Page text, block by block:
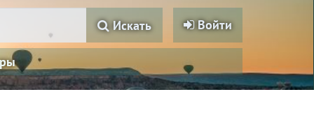
Войти
Искать